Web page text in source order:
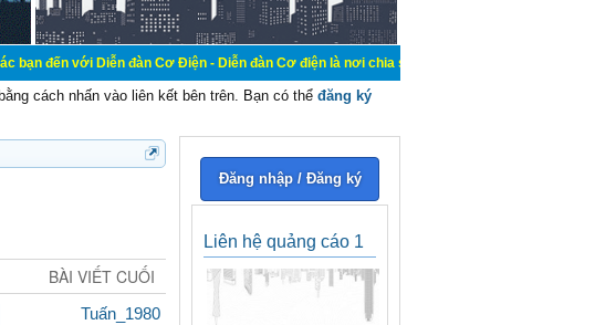
Diễn đàn Cơ Điện - Diễn đàn Cơ điện là nơi chia sẽ kiến thức kinh nghiệm trong lãnh
bằng cách nhấn vào liên kết bên trên. Bạn có thể đăng ký
BÀI VIẾT CUỐI
Tuấn_1980
Đăng nhập / Đăng ký
Liên hệ quảng cáo 1